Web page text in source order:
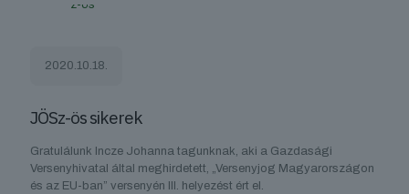
2020.10.18.
JÖSz-ös sikerek
Gratulálunk Incze Johanna tagunknak, aki a Gazdasági
Versenyhivatal által meghirdetett, „Versenyjog Magyarországon
és az EU-ban” versenyén III. helyezést ért el.